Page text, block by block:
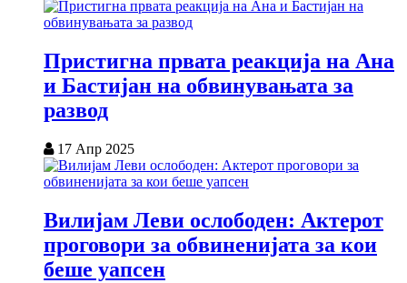
Пристигна првата реакција на Ана
и Бастијан на обвинувањата за
развод
17 Апр 2025
Вилијам Леви ослободен: Актерот
проговори за обвиненијата за кои
беше уапсен